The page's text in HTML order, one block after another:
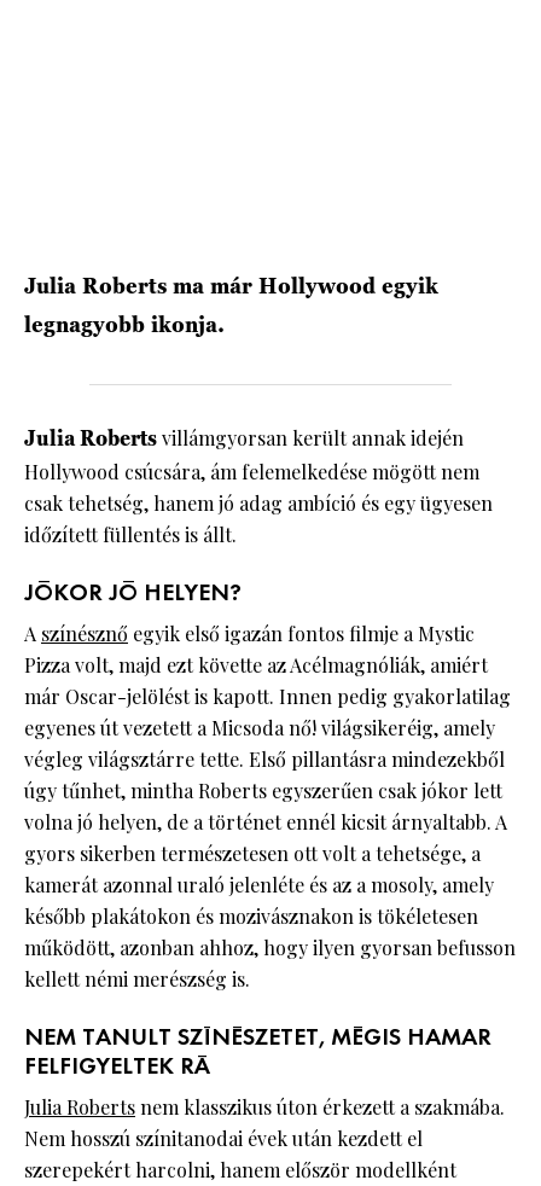
Julia Roberts ma már Hollywood egyik
legnagyobb ikonja.
Julia Robertsvillámgyorsan került annak idején
Hollywood csúcsára, ám felemelkedése mögött nem
csak tehetség, hanem jó adag ambíció és egy ügyesen
időzített füllentés is állt.
JÓKOR JÓ HELYEN?
A színésznő egyik első igazán fontos filmje a Mystic
Pizza volt, majd ezt követte az Acélmagnóliák, amiért
már Oscar-jelölést is kapott. Innen pedig gyakorlatilag
egyenes út vezetett a Micsoda nő! világsikeréig, amely
végleg világsztárre tette. Első pillantásra mindezekből
úgy tűnhet, mintha Roberts egyszerűen csak jókor lett
volna jó helyen, de a történet ennél kicsit árnyaltabb. A
gyors sikerben természetesen ott volt a tehetsége, a
kamerát azonnal uraló jelenléte és az a mosoly, amely
később plakátokon és mozivásznakon is tökéletesen
működött, azonban ahhoz, hogy ilyen gyorsan befusson
kellett némi merészség is.
NEM TANULT SZÍNÉSZETET, MÉGIS HAMAR
FELFIGYELTEK RÁ
Julia Robertsnem klasszikus úton érkezett a szakmába.
Nem hosszú színitanodai évek után kezdett el
szerepekért harcolni, hanem először modellként